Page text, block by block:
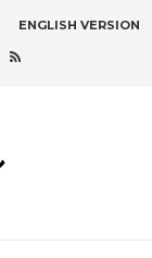
ENGLISH VERSION